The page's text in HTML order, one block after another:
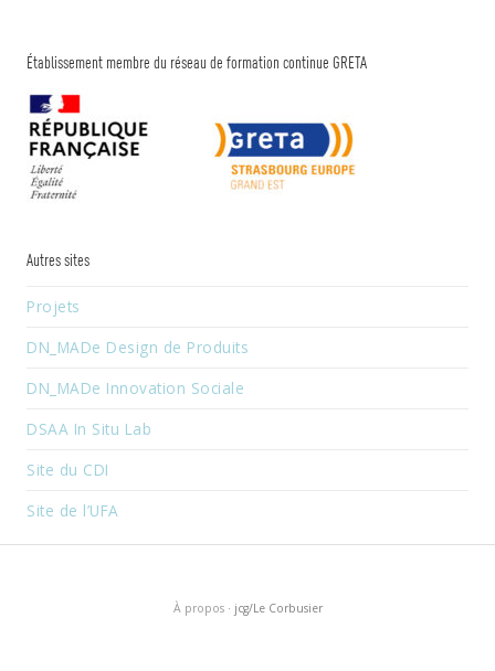
Établissement membre du réseau de formation continue GRETA
Autres sites
Projets
DN_MADe Design de Produits
DN_MADe Innovation Sociale
DSAA In Situ Lab
Site du CDI
Site de l’UFA
À propos· jcg/Le Corbusier